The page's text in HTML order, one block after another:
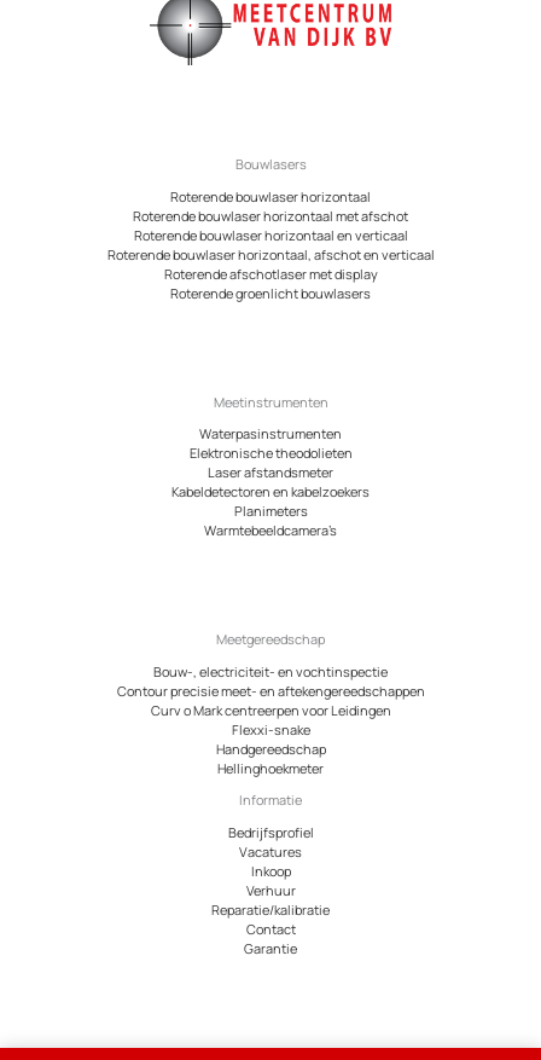
Bouwlasers
Roterende bouwlaser horizontaal
Roterende bouwlaser horizontaal met afschot
Roterende bouwlaser horizontaal en verticaal
Roterende bouwlaser horizontaal, afschot en verticaal
Roterende afschotlaser met display
Roterende groenlicht bouwlasers
Meetinstrumenten
Waterpasinstrumenten
Elektronische theodolieten
Laser afstandsmeter
Kabeldetectoren en kabelzoekers
Planimeters
Warmtebeeldcamera’s
Meetgereedschap
Bouw-, electriciteit- en vochtinspectie
Contour precisie meet- en aftekengereedschappen
Curv o Mark centreerpen voor Leidingen
Flexxi-snake
Handgereedschap
Hellinghoekmeter
Informatie
Bedrijfsprofiel
Vacatures
Inkoop
Verhuur
Reparatie/kalibratie
Contact
Garantie